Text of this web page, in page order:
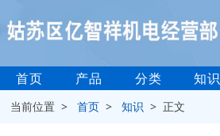
首页 产品 分类 知识
当前位置 >首页 >知识 > 正文